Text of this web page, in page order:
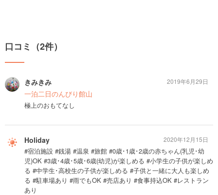
口コミ（2件）
きみきみ
一泊二日のんびり館山
極上のおもてなし
2019年6月29日
Holiday
#宿泊施設 #銭湯 #温泉 #旅館 #0歳･1歳･2歳の赤ちゃん(乳児･幼
児)OK #3歳･4歳･5歳･6歳(幼児)が楽しめる #小学生の子供が楽しめ
る #中学生･高校生の子供が楽しめる #子供と一緒に大人も楽しめ
る #駐車場あり #雨でもOK #売店あり #食事持込OK #レストラン
あり
2020年12月15日